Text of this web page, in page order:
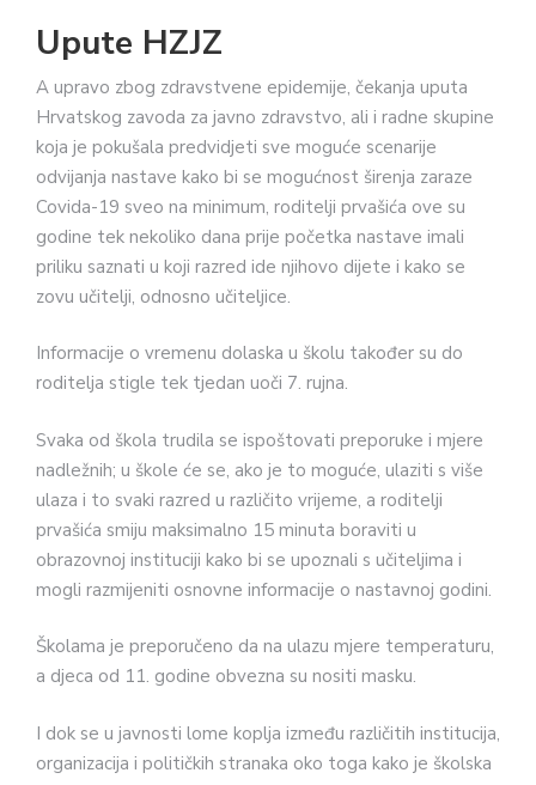
Upute HZJZ
A upravo zbog zdravstvene epidemije, čekanja uputa
Hrvatskog zavoda za javno zdravstvo, ali i radne skupine
koja je pokušala predvidjeti sve moguće scenarije
odvijanja nastave kako bi se mogućnost širenja zaraze
Covida-19 sveo na minimum, roditelji prvašića ove su
godine tek nekoliko dana prije početka nastave imali
priliku saznati u koji razred ide njihovo dijete i kako se
zovu učitelji, odnosno učiteljice.
Informacije o vremenu dolaska u školu također su do
roditelja stigle tek tjedan uoči 7. rujna.
Svaka od škola trudila se ispoštovati preporuke i mjere
nadležnih; u škole će se, ako je to moguće, ulaziti s više
ulaza i to svaki razred u različito vrijeme, a roditelji
prvašića smiju maksimalno 15 minuta boraviti u
obrazovnoj instituciji kako bi se upoznali s učiteljima i
mogli razmijeniti osnovne informacije o nastavnoj godini.
Školama je preporučeno da na ulazu mjere temperaturu,
a djeca od 11. godine obvezna su nositi masku.
I dok se u javnosti lome koplja između različitih institucija,
organizacija i političkih stranaka oko toga kako je školska